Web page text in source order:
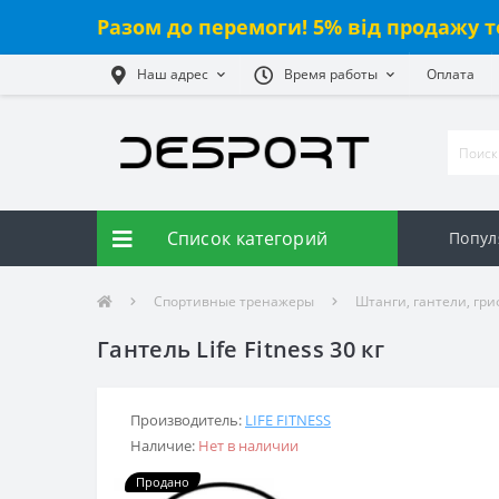
Разом до перемоги! 5% від продажу
Наш адрес Время работы Оплата
Список категорий
Спортивные тренажеры Штанги, гантели,
Гантель Life Fitness 30 кг
Производитель: LIFE FITNESS
Наличие: Нет в наличии
Продано